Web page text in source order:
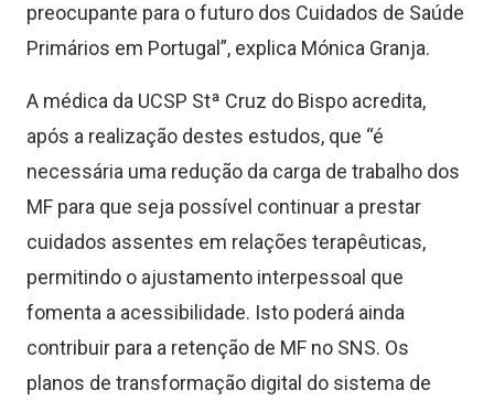
preocupante para o futuro dos Cuidados de Saúde
Primários em Portugal”, explica Mónica Granja.
A médica da UCSP Stª Cruz do Bispo acredita,
após a realização destes estudos, que “é
necessária uma redução da carga de trabalho dos
MF para que seja possível continuar a prestar
cuidados assentes em relações terapêuticas,
permitindo o ajustamento interpessoal que
fomenta a acessibilidade. Isto poderá ainda
contribuir para a retenção de MF no SNS. Os
planos de transformação digital do sistema de